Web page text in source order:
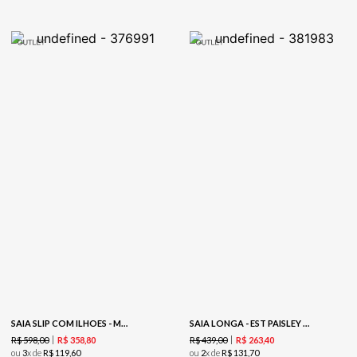
SAIA SLIP COM ILHOES - MARROM
R$598,00 R$ 35880
ou 3x deR$ 119 60
SAIA LONGA - EST PAISLEY INFINITO
R$439,00 R$ 26340
ou 2x deR$ 131 70